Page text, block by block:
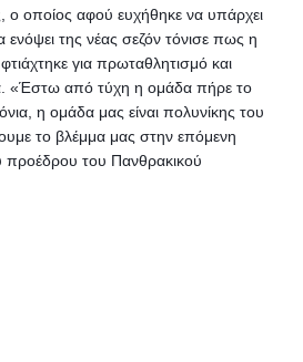
ο οποίος αφού ευχήθηκε να υπάρχει
ενόψει της νέας σεζόν τόνισε πως η
για πρωταθλητισμό και
«Έστω από τύχη η ομάδα πήρε το
η ομάδα μας είναι πολυνίκης του
το βλέμμα μας στην επόμενη
προέδρου του Πανθρακικού